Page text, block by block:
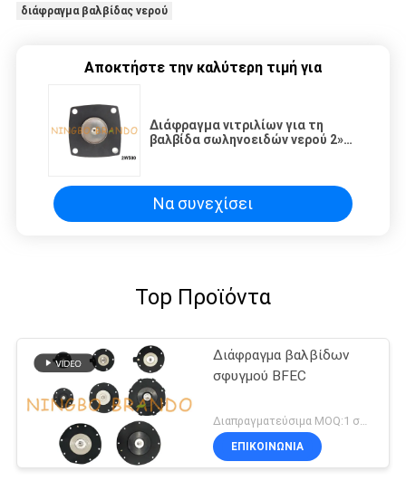
διάφραγμα βαλβίδας νερού
Αποκτήστε την καλύτερη τιμή για
Διάφραγμα νιτριλίων για τη
βαλβίδα σωληνοειδών νερού 2»
Να συνεχίσει
Top Προϊόντα
Διάφραγμα βαλβίδων
σφυγμού BFEC
Διαπραγματεύσιμα MOQ:1 σύνολο
ΕΠΙΚΟΙΝΩΝΙΑ